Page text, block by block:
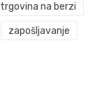
trgovina na berzi
zapošljavanje